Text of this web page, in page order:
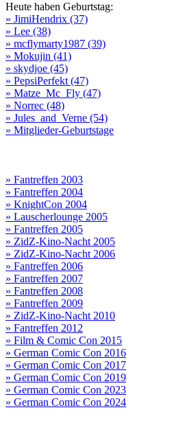
Heute haben Geburtstag:
» JimiHendrix (37)
» Lee (38)
» mcflymarty1987 (39)
» Mokujin (41)
» skydjoe (45)
» PepsiPerfekt (47)
» Matze_Mc_Fly (47)
» Norrec (48)
» Jules_and_Verne (54)
» Mitglieder-Geburtstage
» Fantreffen 2003
» Fantreffen 2004
» KnightCon 2004
» Lauscherlounge 2005
» Fantreffen 2005
» ZidZ-Kino-Nacht 2005
» ZidZ-Kino-Nacht 2006
» Fantreffen 2006
» Fantreffen 2007
» Fantreffen 2008
» Fantreffen 2009
» ZidZ-Kino-Nacht 2010
» Fantreffen 2012
» Film & Comic Con 2015
» German Comic Con 2016
» German Comic Con 2017
» German Comic Con 2019
» German Comic Con 2023
» German Comic Con 2024